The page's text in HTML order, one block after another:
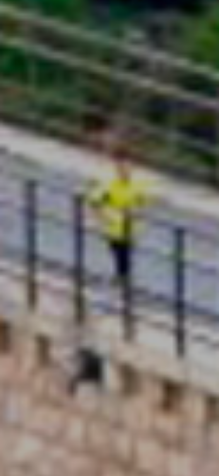
Aujourd'hui, beaucoup d'entre elles ont
été réaménagées pour votre plaisir.
Le Programme